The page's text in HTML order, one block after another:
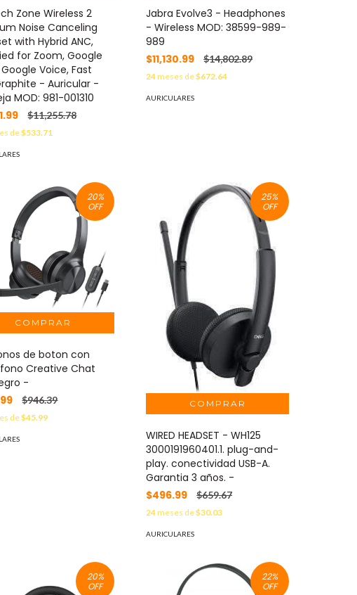
Zone Wireless 2
Noise Canceling
with Hybrid ANC,
for Zoom, Google
Voice, Fast
- Auricular -
MOD: 981-001310
$11,255.78
de$533.71
Jabra Evolve3 - Headphones
- Wireless MOD: 38599-989-
989
$11,130.99
$14,802.89
24meses de$672.64
AURICULARES
20%
OFF
de boton con
Creative Chat
-
$946.39
de$45.99
25%
OFF
WIRED HEADSET - WH125
3000191960401.1. plug-and-
play. conectividad USB-A.
Garantia 3 años. -
$496.99
$659.67
24meses de$30.03
AURICULARES
20%
OFF
22%
OFF